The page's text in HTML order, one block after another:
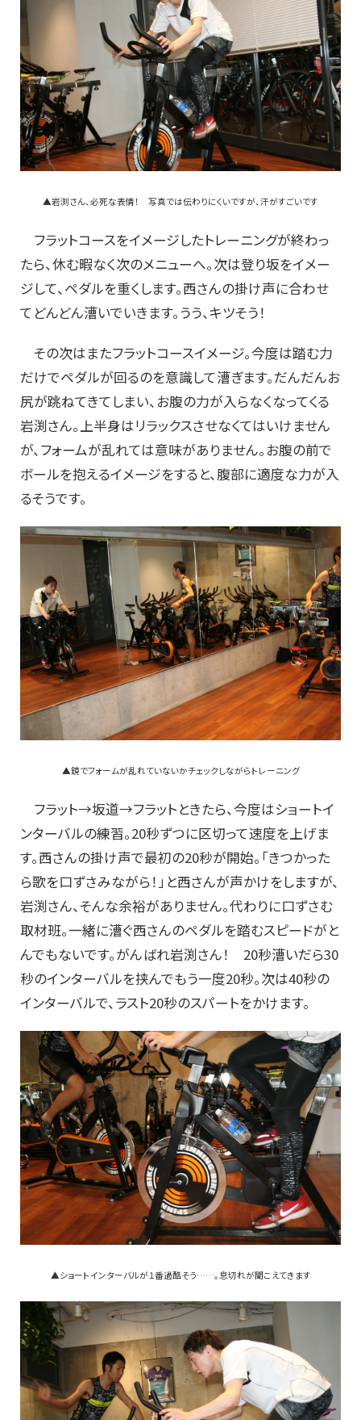
▲岩渕さん、必死な表情！ 写真では伝わりにくいですが、汗がすごいです
フラットコースをイメージしたトレーニングが終わっ
たら、休む暇なく次のメニューへ。次は登り坂をイメー
ジして、ペダルを重くします。西さんの掛け声に合わせ
てどんどん漕いでいきます。うう、キツそう！
その次はまたフラットコースイメージ。今度は踏む力
だけでペダルが回るのを意識して漕ぎます。だんだんお
尻が跳ねてきてしまい、お腹の力が入らなくなってくる
岩渕さん。上半身はリラックスさせなくてはいけません
が、フォームが乱れては意味がありません。お腹の前で
ボールを抱えるイメージをすると、腹部に適度な力が入
るそうです。
▲鏡でフォームが乱れていないかチェックしながらトレーニング
フラット→坂道→フラットときたら、今度はショートイ
ンターバルの練習。20秒ずつに区切って速度を上げま
す。西さんの掛け声で最初の20秒が開始。「きつかった
ら歌を口ずさみながら！」と西さんが声かけをしますが、
岩渕さん、そんな余裕がありません。代わりに口ずさむ
取材班。一緒に漕ぐ西さんのペダルを踏むスピードがと
んでもないです。がんばれ岩渕さん！ 20秒漕いだら30
秒のインターバルを挟んでもう一度20秒。次は40秒の
インターバルで、ラスト20秒のスパートをかけます。
▲ショートインターバルが１番過酷そう……。息切れが聞こえてきます